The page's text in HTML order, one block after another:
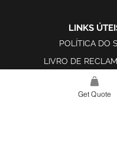
LINKS
POLÍTICA DO
LIVRO DE
Get Quote